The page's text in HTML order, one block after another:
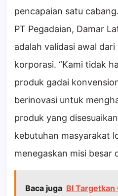
pencapaian satu
PT Pegadaian, Damar
adalah validasi awal
korporasi. “Kami tidak
produk gadai
berinovasi untuk
produk yang
kebutuhan masyarakat
menegaskan misi besar
Baca juga BI Targetkan